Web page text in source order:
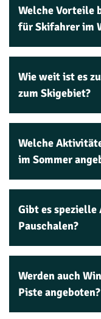
Welche Vorteile
für Skifahrer im
Wie weit ist es
zum Skigebiet?
Welche
im Sommer
Gibt es spezielle
Pauschalen?
Werden auch
Piste angeboten?